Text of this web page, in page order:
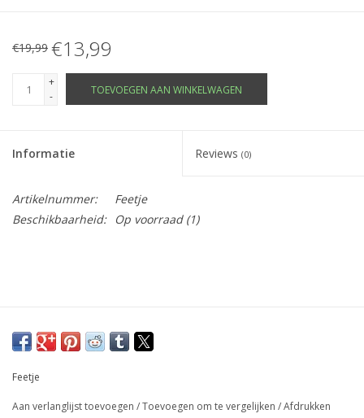
€19,99 €13,99
+
-
TOEVOEGEN AAN WINKELWAGEN
Informatie Reviews (0)
Artikelnummer:
Feetje
Beschikbaarheid:
Op voorraad(1)
Feetje
Aan verlanglijst toevoegen /Toevoegen om te vergelijken /Afdrukken